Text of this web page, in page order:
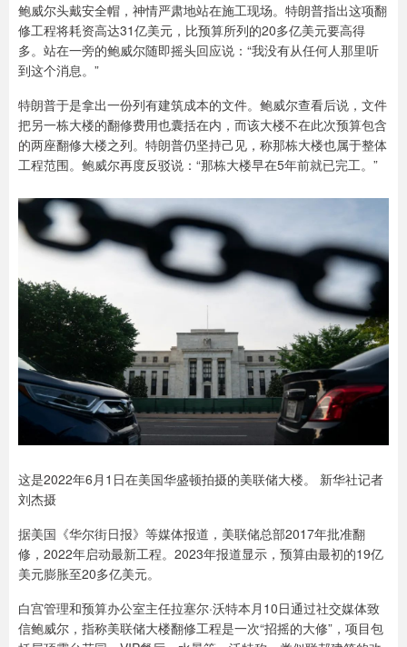
鲍威尔头戴安全帽，神情严肃地站在施工现场。特朗普指出这项翻
修工程将耗资高达31亿美元，比预算所列的20多亿美元要高得
多。站在一旁的鲍威尔随即摇头回应说：“我没有从任何人那里听
到这个消息。”
特朗普于是拿出一份列有建筑成本的文件。鲍威尔查看后说，文件
把另一栋大楼的翻修费用也囊括在内，而该大楼不在此次预算包含
的两座翻修大楼之列。特朗普仍坚持己见，称那栋大楼也属于整体
工程范围。鲍威尔再度反驳说：“那栋大楼早在5年前就已完工。”
这是2022年6月1日在美国华盛顿拍摄的美联储大楼。 新华社记者
刘杰摄
据美国《华尔街日报》等媒体报道，美联储总部2017年批准翻
修，2022年启动最新工程。2023年报道显示，预算由最初的19亿
美元膨胀至20多亿美元。
白宫管理和预算办公室主任拉塞尔·沃特本月10日通过社交媒体致
信鲍威尔，指称美联储大楼翻修工程是一次“招摇的大修”，项目包